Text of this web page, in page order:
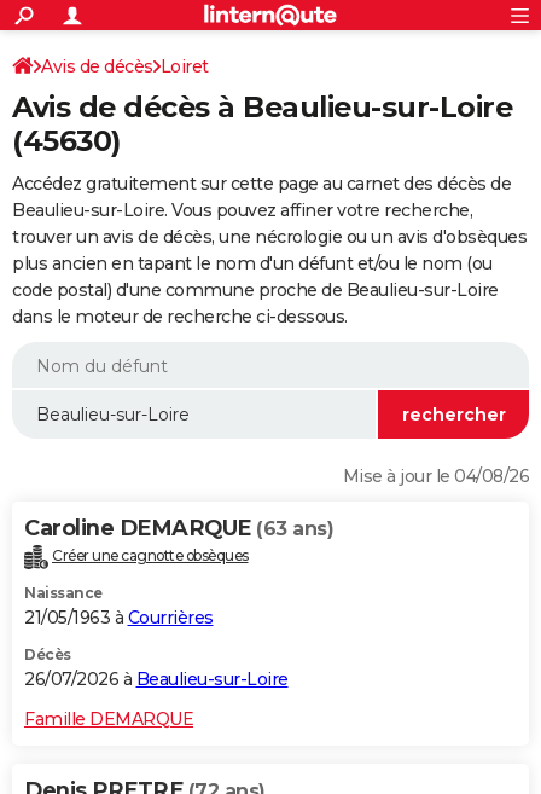
ACTUALITÉS
Politique
Société
Faits Divers
Education
Monde
Villes
+
SPORT
Coupe du monde 2026
Football
Tennis
Cyclisme
Rugby
Forum
FINANCE
Retraite
Impôts
Epargne
Immobilier
Risques naturels par ville
Banque
Assurance
Crédit
Essais
Réserver un essai
Citadines
Berlines
SUV
Forum auto
+
HIGH-TECH
Mobiles
Meilleur smartphone
Internet
Ordinateurs
Jeux vidéo
Guide high-tech
+
BRICOLAGE
Forum
Aménagement intérieur
Extérieur
Cuisine
Salle de bains
Jardinage
Rangement
WEEK-END
Guides de France
Escapades
Patrimoine
Expositions
Musées
Week-end nature
LIFESTYLE
Alimentation
Guide de la santé
Maladies
Médicaments
Sommeil
VOYAGE
Destinations
City break
Voyage nature
Voyage de noces
Forum
Climat
+PHOTO
GUIDES D'ACHAT
BONS PLANS
CARTE DE VOEUX
Avis de décès Loiret
Avis de décès à Beaulieu-sur-Loire
(45630)
Accédez gratuitement sur cette page au carnet des décès de
Beaulieu-sur-Loire. Vous pouvez affiner votre recherche,
trouver un avis de décès, une nécrologie ou un avis d'obsèques
plus ancien en tapant le nom d'un défunt et/ou le nom (ou
code postal) d'une commune proche de Beaulieu-sur-Loire
dans le moteur de recherche ci-dessous.
Mise à jour le 04/08/26
Caroline DEMARQUE (63 ans)
Créer une cagnotte obsèques
Naissance
21/05/1963 à Courrières
Décès
26/07/2026 à Beaulieu-sur-Loire
Famille DEMARQUE